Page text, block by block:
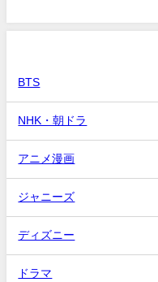
BTS
NHK・朝ドラ
アニメ漫画
ジャニーズ
ディズニー
ドラマ